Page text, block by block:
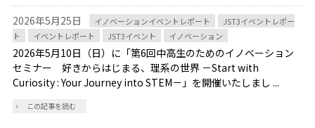
2026年5月25日 イノベーションイベントレポート
JST3イベントレポー
ト
イベントレポート JST3イベント イノベーション
2026年5月10日（日）に「第6回中高生のためのイノベーション
セミナー 好きからはじまる、理系の世界 －Start with
Curiosity : Your Journey into STEM－」を開催いたしまし ...
この記事を読む